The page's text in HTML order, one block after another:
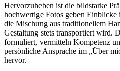
Hervorzuheben ist die bildstarke
hochwertige Fotos geben Einblicke
die Mischung aus traditionellem
Gestaltung stets transportiert wird.
formuliert, vermitteln Kompetenz
persönliche Ansprache im „Über
hervor.